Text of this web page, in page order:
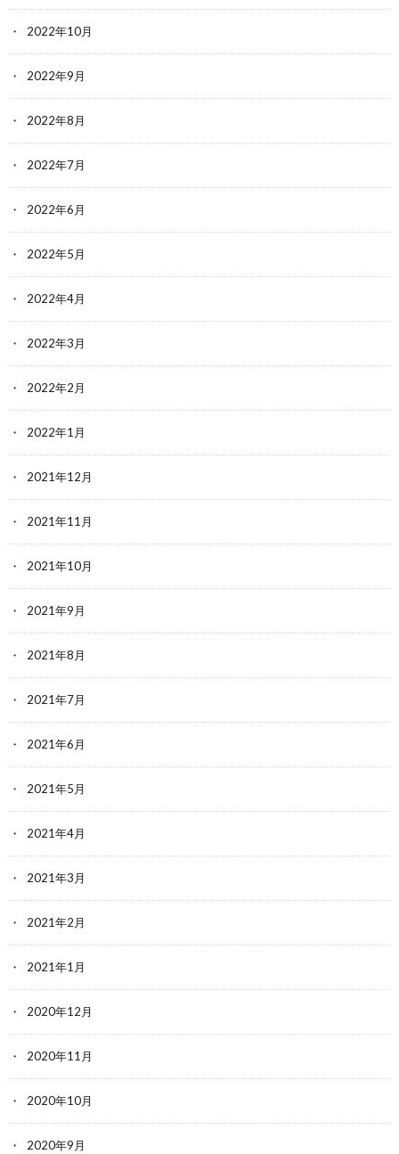
2022年10月
2022年9月
2022年8月
2022年7月
2022年6月
2022年5月
2022年4月
2022年3月
2022年2月
2022年1月
2021年12月
2021年11月
2021年10月
2021年9月
2021年8月
2021年7月
2021年6月
2021年5月
2021年4月
2021年3月
2021年2月
2021年1月
2020年12月
2020年11月
2020年10月
2020年9月